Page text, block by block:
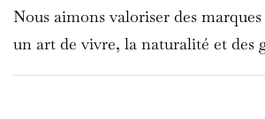
Nous aimons valoriser des
un art de vivre, la naturalité et des